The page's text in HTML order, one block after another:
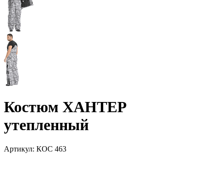
Костюм ХАНТЕР
утепленный
Артикул: КОС 463